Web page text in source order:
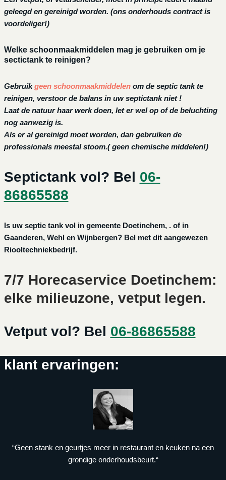
geleegd en gereinigd worden. (ons onderhouds contract is
voordeliger!)
Welke schoonmaakmiddelen mag je gebruiken om je
sectictank te reinigen?
Gebruikgeen schoonmaakmiddelen om de septic tank te
reinigen, verstoor de balans in uw septictank niet !
Laat de natuur haar werk doen, let er wel op of de beluchting
nog aanwezig is.
Als er al gereinigd moet worden, dan gebruiken de
professionals meestal stoom.( geen chemische middelen!)
Septictank vol? Bel 06-
86865588
Is uw septic tank vol in gemeente Doetinchem, . of in
Gaanderen, Wehl en Wijnbergen? Bel met dit aangewezen
Riooltechniekbedrijf.
7/7 Horecaservice Doetinchem:
elke milieuzone, vetput legen.
Vetput vol? Bel 06-86865588
klant ervaringen:
“Geen stank en geurtjes meer in restaurant en keuken na een
grondige onderhoudsbeurt.“